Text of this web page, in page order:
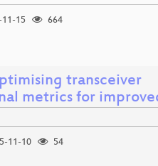
11-15
664
transceiver
metrics for
11-10
54